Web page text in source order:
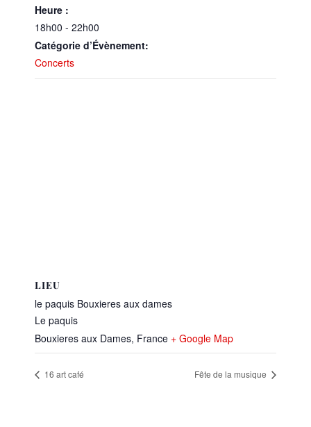
Heure :
18h00 - 22h00
Catégorie d’Évènement:
Concerts
LIEU
le paquis Bouxieres aux dames
Le paquis
Bouxieres aux Dames, France + Google Map
16 art café Fête de la musique